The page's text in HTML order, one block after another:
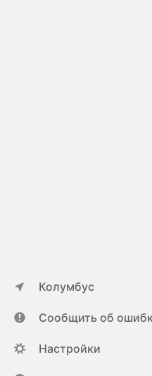
Колумбус
Сообщить об
Настройки